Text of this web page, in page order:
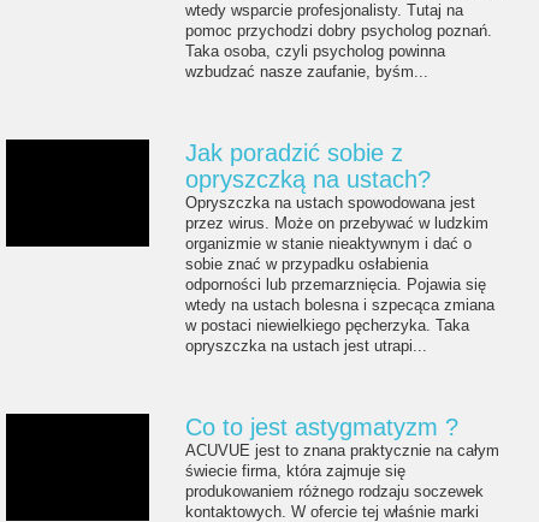
wtedy wsparcie profesjonalisty. Tutaj na
pomoc przychodzi dobry psycholog poznań.
Taka osoba, czyli psycholog powinna
wzbudzać nasze zaufanie, byśm...
Jak poradzić sobie z
opryszczką na ustach?
Opryszczka na ustach spowodowana jest
przez wirus. Może on przebywać w ludzkim
organizmie w stanie nieaktywnym i dać o
sobie znać w przypadku osłabienia
odporności lub przemarznięcia. Pojawia się
wtedy na ustach bolesna i szpecąca zmiana
w postaci niewielkiego pęcherzyka. Taka
opryszczka na ustach jest utrapi...
Co to jest astygmatyzm ?
ACUVUE jest to znana praktycznie na całym
świecie firma, która zajmuje się
produkowaniem różnego rodzaju soczewek
kontaktowych. W ofercie tej właśnie marki